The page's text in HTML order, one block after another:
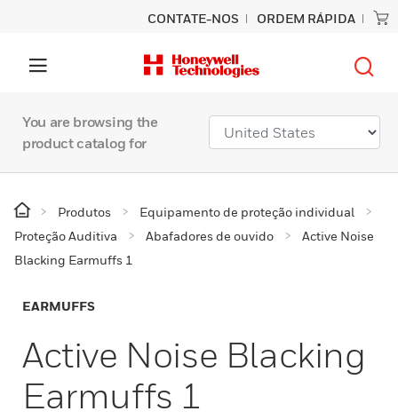
CONTATE-NOS ORDEM RÁPIDA
You are browsing the
product catalog for
Produtos
Equipamento de proteção individual
Proteção Auditiva
Abafadores de ouvido
Active Noise
Blacking Earmuffs 1
EARMUFFS
Active Noise Blacking
Earmuffs 1